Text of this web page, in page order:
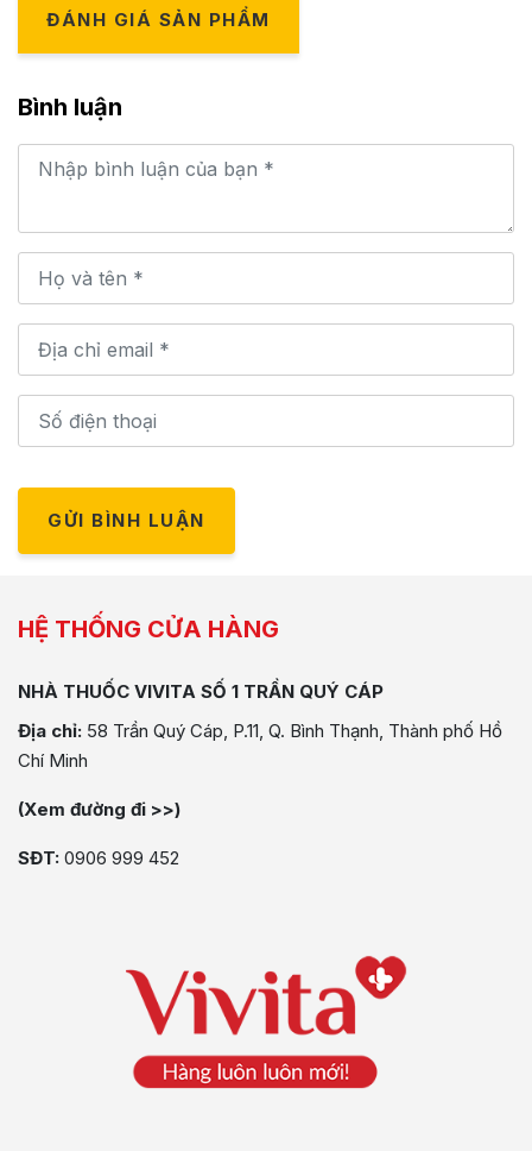
ĐÁNH GIÁ SẢN PHẨM
Bình luận
GỬI BÌNH LUẬN
HỆ THỐNG CỬA HÀNG
NHÀ THUỐC VIVITA SỐ 1 TRẦN QUÝ CÁP
Địa chỉ: 58 Trần Quý Cáp, P.11, Q. Bình Thạnh, Thành phố Hồ
Chí Minh
(Xem đường đi >>)
SĐT: 0906 999 452